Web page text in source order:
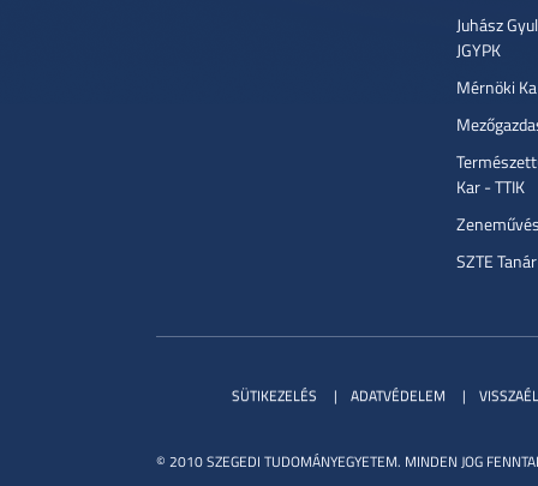
Juhász
JGYPK
Mérnöki
Kar - TTIK
SZTE
© 2010 SZEGEDI TUDOMÁNYEGYETEM. MINDEN JOG
SÜTIKEZELÉS ADATVÉDELEM